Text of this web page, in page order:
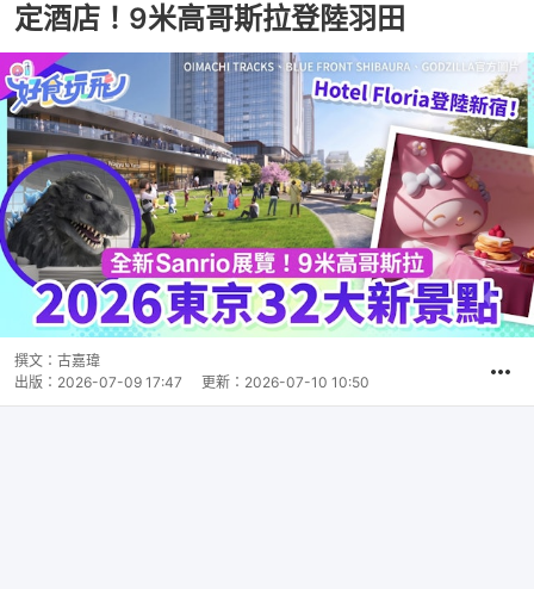
定酒店！9米高哥斯拉登陸羽田
撰文： 古嘉瑋
出版： 2026-07-09 17:47 更新： 2026-07-10 10:50